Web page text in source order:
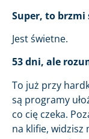
Super, to brzmi
Jest świetne.
53 dni, ale
To już przy
są programy
co cię czeka.
na klifie, widzisz